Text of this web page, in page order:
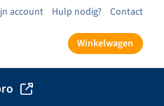
account Hulp nodig? Contact
Winkelwagen